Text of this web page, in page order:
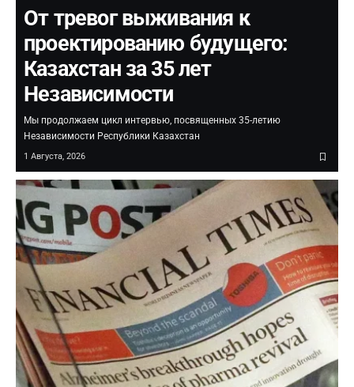
От тревог выживания к
проектированию будущего:
Казахстан за 35 лет
Независимости
Мы продолжаем цикл интервью, посвященных 35-летию
Независимости Республики Казахстан
1 Августа, 2026